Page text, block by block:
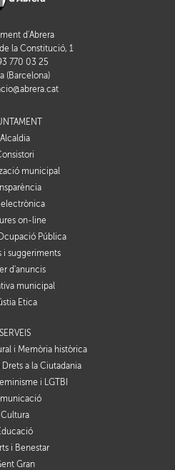
d'Abrera
la Constitució, 1
770 03 25
(Barcelona)
Alcaldia
municipal
electrònica
on-line
Pública
i suggeriments
d'anuncis
municipal
Ètica
SERVEIS
i Memòria històrica
a la Ciutadania
i LGTBI
Cultura
i Benestar
Gran